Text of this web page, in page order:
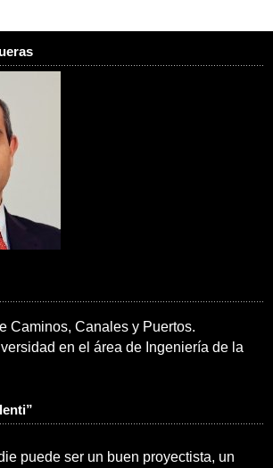
Caminos, Canales y Puertos.
en el área de Ingeniería de la
puede ser un buen proyectista, un